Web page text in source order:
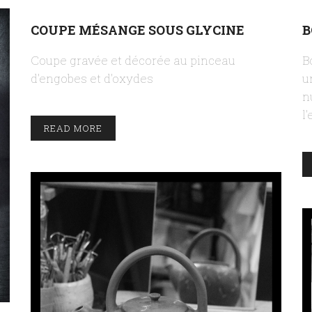
COUPE MÉSANGE SOUS GLYCINE
Coupe gravée et décorée au pinceau
d'engobes et d'oxydes
READ MORE